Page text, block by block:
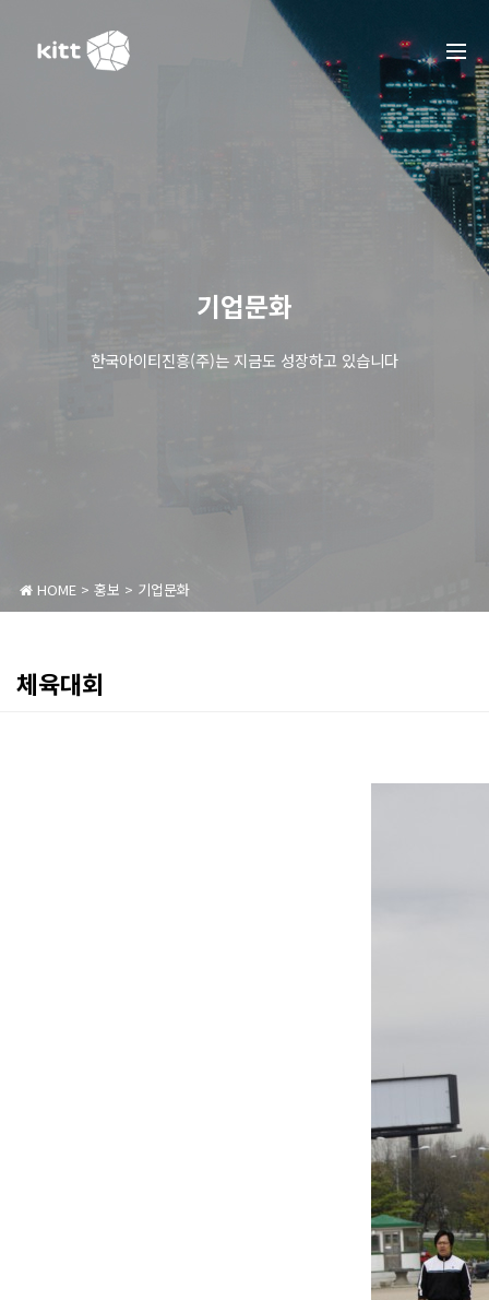
기업문화
한국아이티진흥(주)는 지금도 성장하고 있습니다
HOME> 홍보 > 기업문화
체육대회